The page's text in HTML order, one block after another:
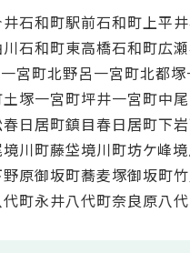
石和町駅前石和町上平井
石和町東高橋石和町広瀬
一宮町北野呂一宮町北都塚
塚一宮町坪井一宮町中尾
春日居町鎮目春日居町下
境川町藤垈境川町坊ケ峰
原御坂町蕎麦塚御坂町
代町永井八代町奈良原八